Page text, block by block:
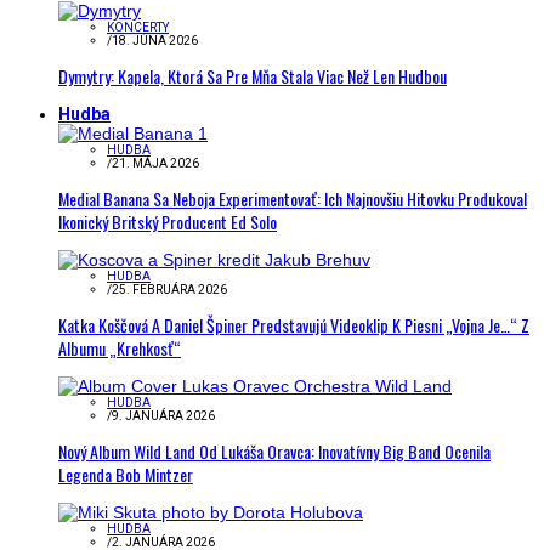
KONCERTY
/18. JÚNA 2026
Dymytry: Kapela, Ktorá Sa Pre Mňa Stala Viac Než Len Hudbou
Hudba
HUDBA
/21. MÁJA 2026
Medial Banana Sa Neboja Experimentovať: Ich Najnovšiu Hitovku Produkoval
Ikonický Britský Producent Ed Solo
HUDBA
/25. FEBRUÁRA 2026
Katka Koščová A Daniel Špiner Predstavujú Videoklip K Piesni „Vojna Je…“ Z
Albumu „Krehkosť“
HUDBA
/9. JANUÁRA 2026
Nový Album Wild Land Od Lukáša Oravca: Inovatívny Big Band Ocenila
Legenda Bob Mintzer
HUDBA
/2. JANUÁRA 2026